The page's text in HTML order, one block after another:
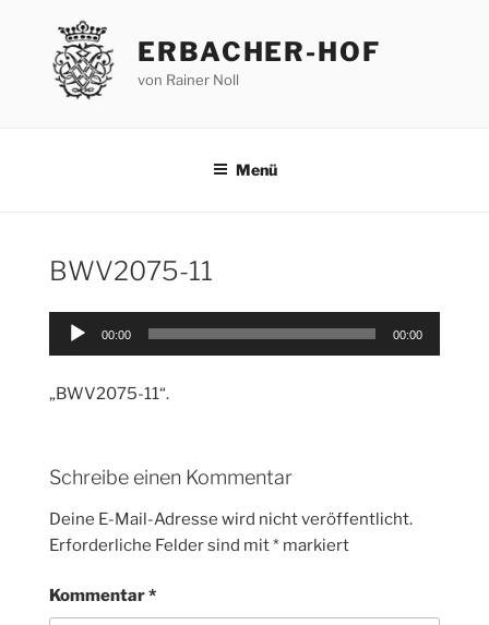
springen
ERBACHER-HOF
von Rainer Noll
Menü
BWV2075-11
Audio-
00:00 00:00
„BWV2075-11“.
Schreibe einen Kommentar
Deine E-Mail-Adresse wird nicht veröffentlicht.
Erforderliche Felder sind mit* markiert
Kommentar*